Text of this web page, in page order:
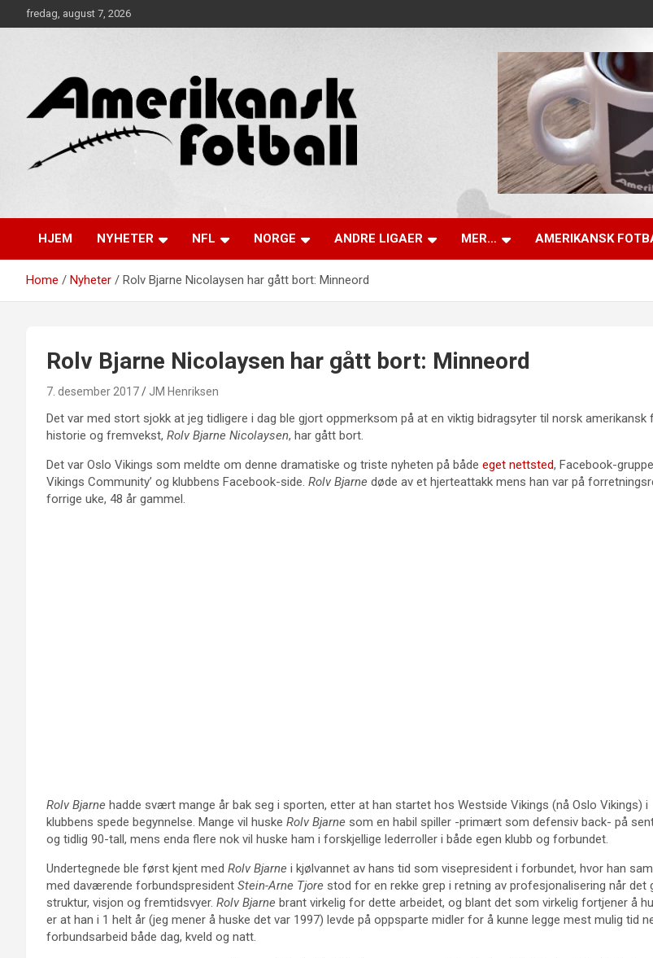
to
fredag, august 7, 2026
HJEM NYHETER NFL NORGE ANDRE LIGAER MER… AMERIKANSK
Home Nyheter Rolv Bjarne Nicolaysen har gått bort: Minneord
Rolv Bjarne Nicolaysen har gått bort: Minneord
7. desember 2017 JM Henriksen
Det var med stort sjokk at jeg tidligere i dag ble gjort oppmerksom på at en viktig bidragsyter til norsk amerikansk
historie og fremvekst, Rolv Bjarne Nicolaysen, har gått bort.
Det var Oslo Vikings som meldte om denne dramatiske og triste nyheten på både eget nettsted, Facebook-
Vikings Community’ og klubbens Facebook-side. Rolv Bjarne døde av et hjerteattakk mens han var på
forrige uke, 48 år gammel.
Rolv Bjarne hadde svært mange år bak seg i sporten, etter at han startet hos Westside Vikings (nå Oslo Vikings) i
klubbens spede begynnelse. Mange vil huske Rolv Bjarne som en habil spiller -primært som defensiv back- på
og tidlig 90-tall, mens enda flere nok vil huske ham i forskjellige lederroller i både egen klubb og forbundet.
Undertegnede ble først kjent med Rolv Bjarne i kjølvannet av hans tid som visepresident i forbundet, hvor han
med daværende forbundspresident Stein-Arne Tjore stod for en rekke grep i retning av profesjonalisering når det
struktur, visjon og fremtidsvyer. Rolv Bjarne brant virkelig for dette arbeidet, og blant det som virkelig fortjener å
er at han i 1 helt år (jeg mener å huske det var 1997) levde på oppsparte midler for å kunne legge mest mulig tid
forbundsarbeid både dag, kveld og natt.